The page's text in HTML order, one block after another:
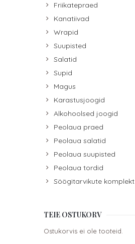
Friikatepraed
Kanatiivad
Wrapid
Suupisted
Salatid
Supid
Magus
Karastusjoogid
Alkohoolsed joogid
Peolaua praed
Peolaua salatid
Peolaua suupisted
Peolaua tordid
Söögitarvikute komplekt
TEIE OSTUKORV
Ostukorvis ei ole tooteid.